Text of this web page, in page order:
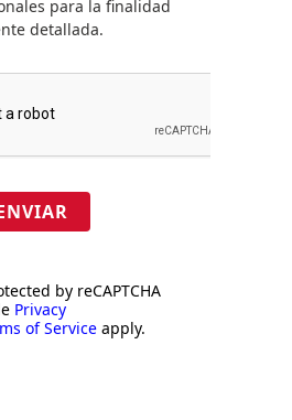
para la finalidad
detallada.
by reCAPTCHA
Privacy
of Service apply.